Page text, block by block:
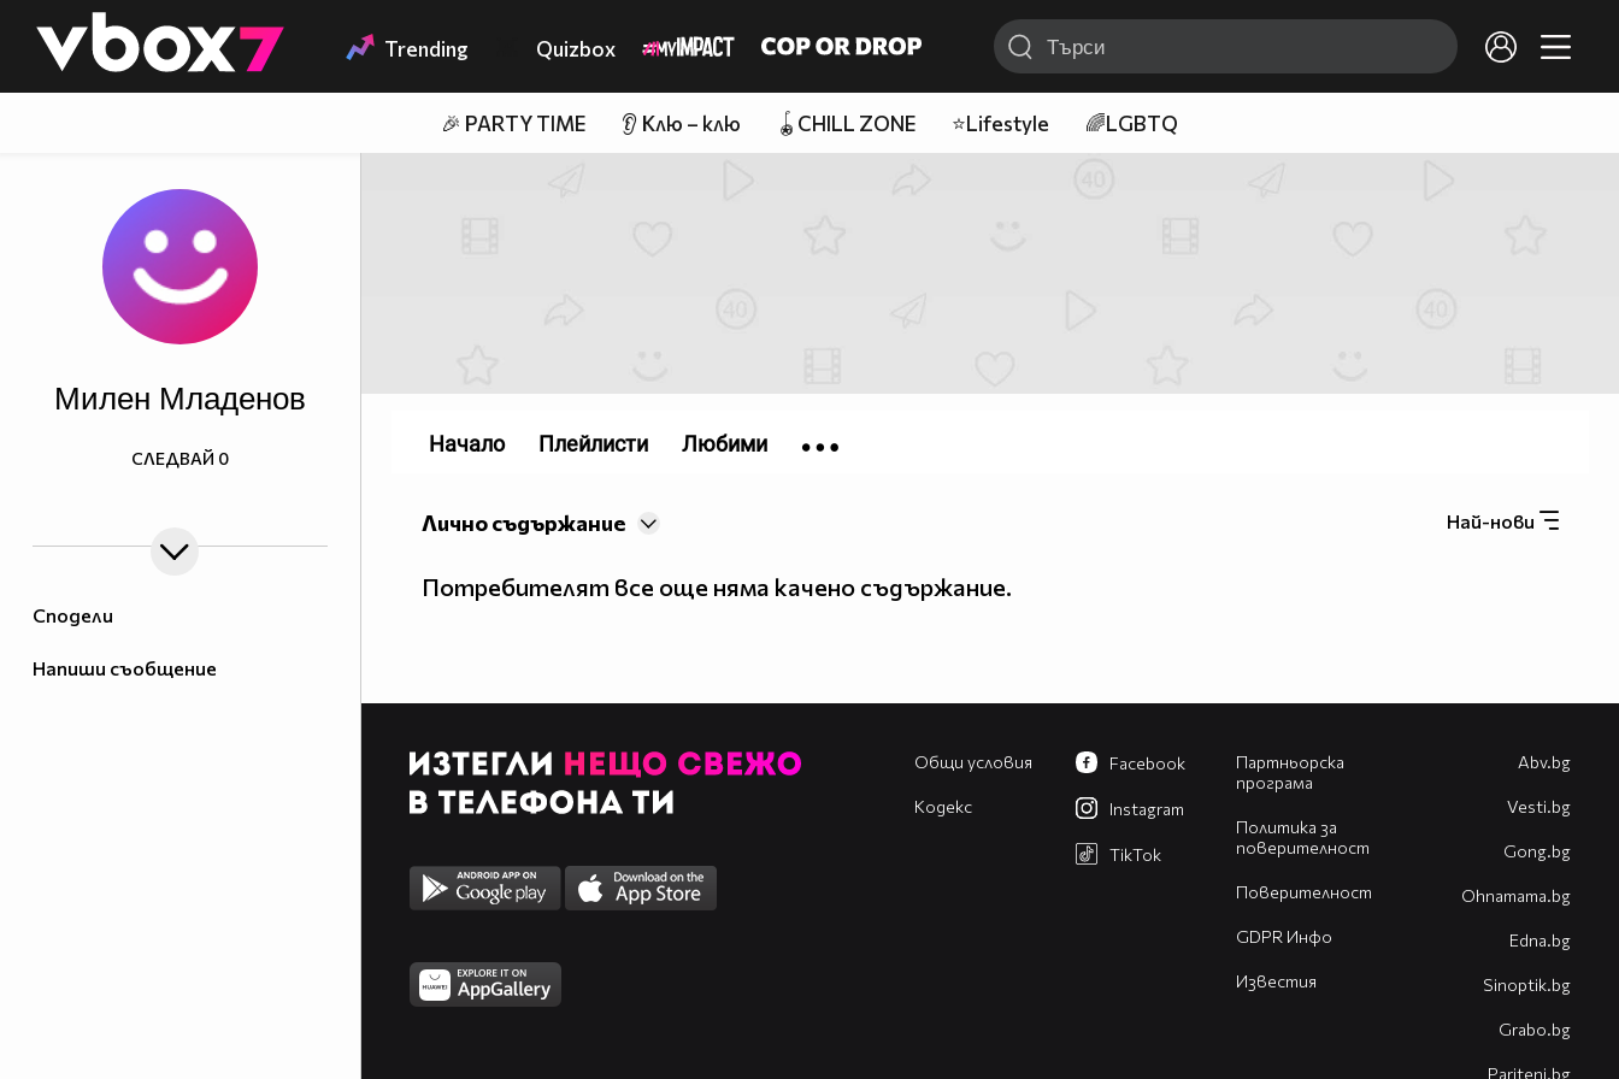
👾 Trending Quizbox
🎉 PARTY TIME 👂 Клю – клю 🪀CHILL ZONE ⭐Lifestyle 🌈LGBTQ
Сподели
Напиши съобщение
Милен Младенов
СЛЕДВАЙ 0
Най-нови
Лично съдържание
Потребителят все още няма качено съдържание.
Начало Плейлисти Любими
Общи условия
Кодекс
Партньорска
програма
Политика за
поверителност
Поверителност
GDPR Инфо
Известия
Facebook
Instagram
TikTok
Abv.bg
Vesti.bg
Gong.bg
Оhnamama.bg
Edna.bg
Sinoptik.bg
Grabo.bg
Pariteni.bg